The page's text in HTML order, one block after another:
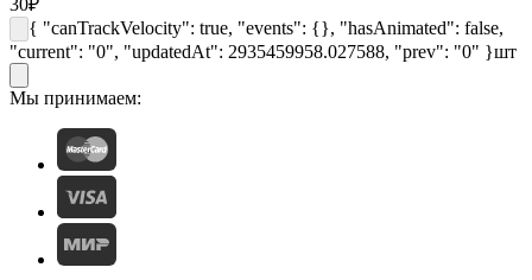
{ "canTrackVelocity": true, "events": {}, "hasAnimated": false,
"current": "0", "updatedAt": 2935459958.027588, "prev": "0" }шт
Мы принимаем: